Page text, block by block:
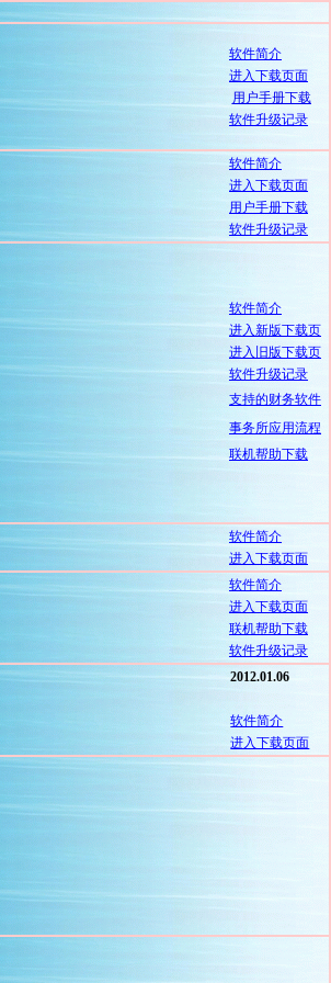
软件简介
进入下载页面
用户手册下载
软件升级记录
软件简介
进入下载页面
用户手册下载
软件升级记录
软件简介
进入新版下载页
进入旧版下载页
软件升级记录
支持的财务软件
事务所应用流程
联机帮助下载
软件简介
进入下载页面
软件简介
进入下载页面
联机帮助下载
软件升级记录
2012.01.06
软件简介
进入下载页面